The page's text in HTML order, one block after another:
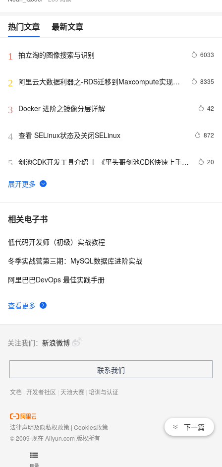
热门文章 最新文章
1 拍立淘的图像搜索与识别 6033
2
阿里云大数据利器之-RDS迁移到Maxcompute实现动
8335
3 Docker 进阶之镜像分层详解 42
4 查看 SELinux状态及关闭SELinux 872
5 剑池CDK开发工具介绍  |  《平头哥剑池CDK快速上手指
20
6 WebAssembly 在 MOSN 中的实践 - 基础框架篇
7 userdel使用说明
8 自己看系统的“系统还原”
相关电子书
查看更多
低代码开发师（初级）实战教程
冬季实战营第三期：MySQL数据库进阶实战
阿里巴巴DevOps 最佳实践手册
下一篇
关注我们： 新浪微博
联系我们
文档 | 开发者社区 | 天池大赛 | 培训与认证
法律声明及隐私权政策 | Cookies政策
© 2009-现在 Aliyun.com 版权所有
域名注册服务机构许可：